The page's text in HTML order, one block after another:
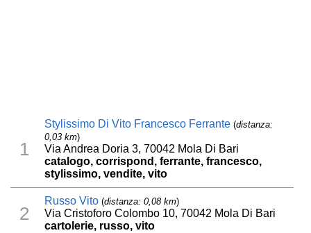
1
Stylissimo Di Vito Francesco Ferrante (distanza:
0,03 km)
Via Andrea Doria 3, 70042 Mola Di Bari
catalogo, corrispond, ferrante, francesco,
stylissimo, vendite, vito
2
Russo Vito (distanza: 0,08 km)
Via Cristoforo Colombo 10, 70042 Mola Di Bari
cartolerie, russo, vito